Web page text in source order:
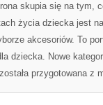
skupia się na tym,
życia dziecka jest
akcesoriów. To
dziecka. Nowe
przygotowana z